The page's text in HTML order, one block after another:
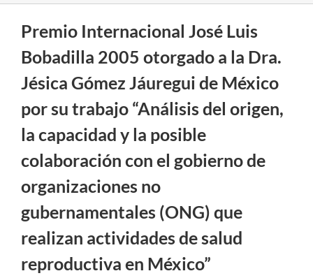
Premio Internacional José Luis
Bobadilla 2005 otorgado a la Dra.
Jésica Gómez Jáuregui de México
por su trabajo “Análisis del origen,
la capacidad y la posible
colaboración con el gobierno de
organizaciones no
gubernamentales (ONG) que
realizan actividades de salud
reproductiva en México”